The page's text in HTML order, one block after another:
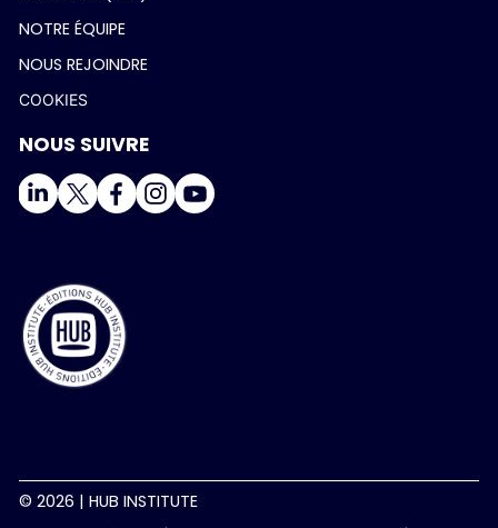
NOTRE ÉQUIPE
NOUS REJOINDRE
COOKIES
NOUS SUIVRE
© 2026 | HUB INSTITUTE